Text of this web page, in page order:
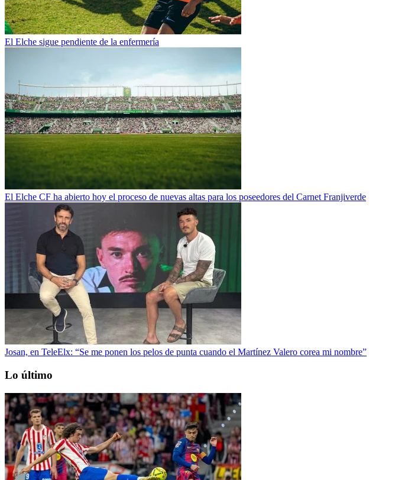
El Elche sigue pendiente de la enfermería
El Elche CF ha abierto hoy el proceso de nuevas altas para los poseedores del Carnet Franjiverde
Josan, en TeleElx: “Se me ponen los pelos de punta cuando el Martínez Valero corea mi nombre”
Lo último